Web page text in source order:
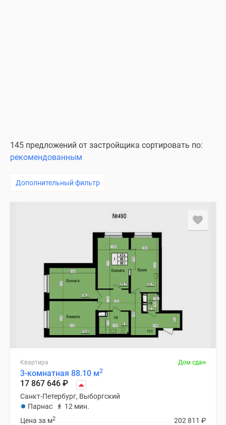
145 предложений от застройщика сортировать по:
рекомендованным
Дополнительный фильтр
Квартира Дом сдан
3-комнатная 88.10 м2
17 867 646 ₽
Санкт-Петербург, Выборгский
Парнас
12 мин.
202 811 ₽
Цена за м2